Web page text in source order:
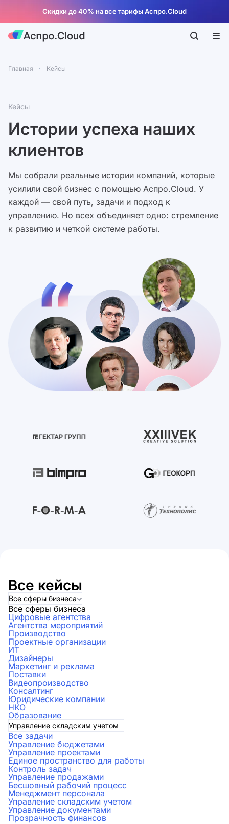
Скидки до 40% на все тарифы Аспро.Cloud
Главная Кейсы
Кейсы
Истории успеха наших
клиентов
Мы собрали реальные истории компаний, которые
усилили свой бизнес с помощью Аспро.Cloud. У
каждой — свой путь, задачи и подход к
управлению. Но всех объединяет одно: стремление
к развитию и четкой системе работы.
Все кейсы
Все сферы бизнеса
Все сферы бизнеса
Цифровые агентства
Агентства мероприятий
Производство
Проектные организации
ИТ
Дизайнеры
Маркетинг и реклама
Поставки
Видеопроизводство
Консалтинг
Юридические компании
НКО
Образование
Управление складским учетом
Все задачи
Управление бюджетами
Управление проектами
Единое пространство для работы
Контроль задач
Управление продажами
Бесшовный рабочий процесс
Менеджмент персонала
Управление складским учетом
Управление документами
Прозрачность финансов